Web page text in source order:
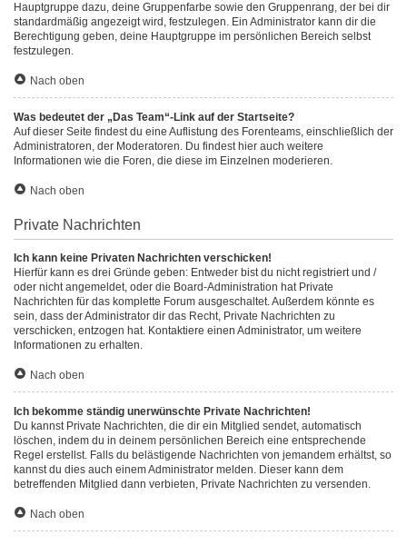
Hauptgruppe dazu, deine Gruppenfarbe sowie den Gruppenrang, der bei dir
standardmäßig angezeigt wird, festzulegen. Ein Administrator kann dir die
Berechtigung geben, deine Hauptgruppe im persönlichen Bereich selbst
festzulegen.
Nach oben
Was bedeutet der „Das Team“-Link auf der Startseite?
Auf dieser Seite findest du eine Auflistung des Forenteams, einschließlich der
Administratoren, der Moderatoren. Du findest hier auch weitere
Informationen wie die Foren, die diese im Einzelnen moderieren.
Nach oben
Private Nachrichten
Ich kann keine Privaten Nachrichten verschicken!
Hierfür kann es drei Gründe geben: Entweder bist du nicht registriert und /
oder nicht angemeldet, oder die Board-Administration hat Private
Nachrichten für das komplette Forum ausgeschaltet. Außerdem könnte es
sein, dass der Administrator dir das Recht, Private Nachrichten zu
verschicken, entzogen hat. Kontaktiere einen Administrator, um weitere
Informationen zu erhalten.
Nach oben
Ich bekomme ständig unerwünschte Private Nachrichten!
Du kannst Private Nachrichten, die dir ein Mitglied sendet, automatisch
löschen, indem du in deinem persönlichen Bereich eine entsprechende
Regel erstellst. Falls du belästigende Nachrichten von jemandem erhältst, so
kannst du dies auch einem Administrator melden. Dieser kann dem
betreffenden Mitglied dann verbieten, Private Nachrichten zu versenden.
Nach oben